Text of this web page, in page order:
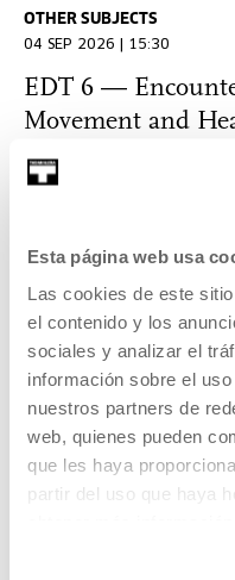
Esta página web usa
Las cookies de este
el contenido y los
sociales y analizar el
información sobre el
nuestros partners de
web, quienes pueden
que les haya
partir del uso que haya
OTHER SUBJECTS
04 SEP 2026 | 15:30
EDT 6 —
Movement and
Tabakalera, Donostia /
READ MORE
Open Enrollments
OTHER SUBJECTS
Bibliotecas,